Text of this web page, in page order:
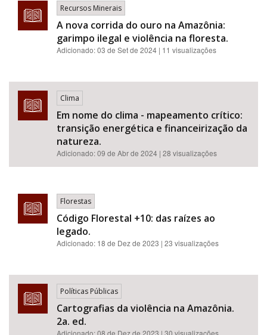
Recursos Minerais
A nova corrida do ouro na Amazônia:
garimpo ilegal e violência na floresta.
Adicionado:03 de Set de 2024 | 11 visualizações
Clima
Em nome do clima - mapeamento crítico:
transição energética e financeirização da
natureza.
Adicionado:09 de Abr de 2024 | 28 visualizações
Florestas
Código Florestal +10: das raízes ao
legado.
Adicionado: 18 de Dez de 2023 | 23 visualizações
Políticas Públicas
Cartografias da violência na Amazônia.
2a. ed.
Adicionado:08 de Dez de 2023 | 30 visualizações